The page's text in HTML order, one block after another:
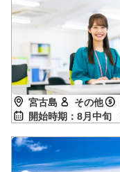
宮古島 その他
開始時期：8月中旬